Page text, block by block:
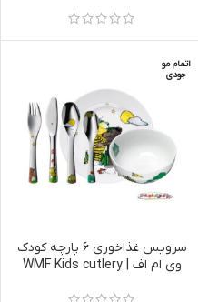
اتمام مو
جودی
سرویس غذاخوری 6 پارچه کودک
وی ام اف | WMF Kids cutlery